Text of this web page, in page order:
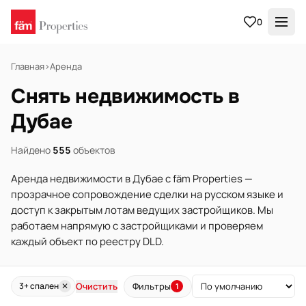
0
Главная›Аренда
Снять недвижимость в
Дубае
Найдено 555 объектов
Аренда недвижимости в Дубае с fäm Properties —
прозрачное сопровождение сделки на русском языке и
доступ к закрытым лотам ведущих застройщиков. Мы
работаем напрямую с застройщиками и проверяем
каждый объект по реестру DLD.
3+ спален ✕ Очистить Фильтры 1